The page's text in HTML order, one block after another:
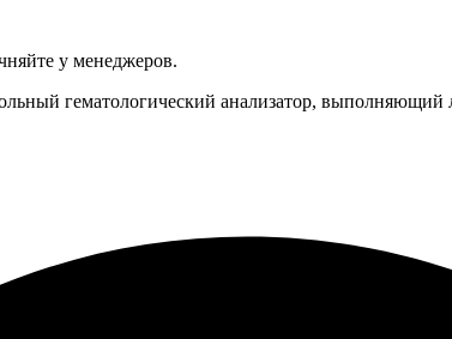
у менеджеров.
гематологический анализатор,